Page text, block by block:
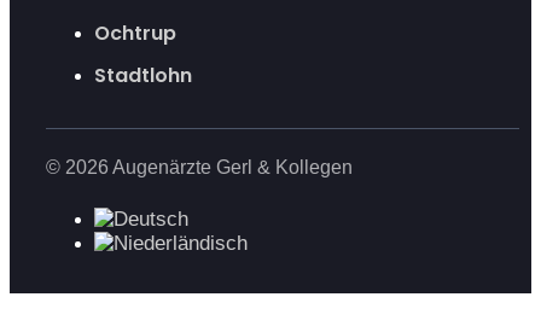
Ochtrup
Stadtlohn
© 2026 Augenärzte Gerl & Kollegen